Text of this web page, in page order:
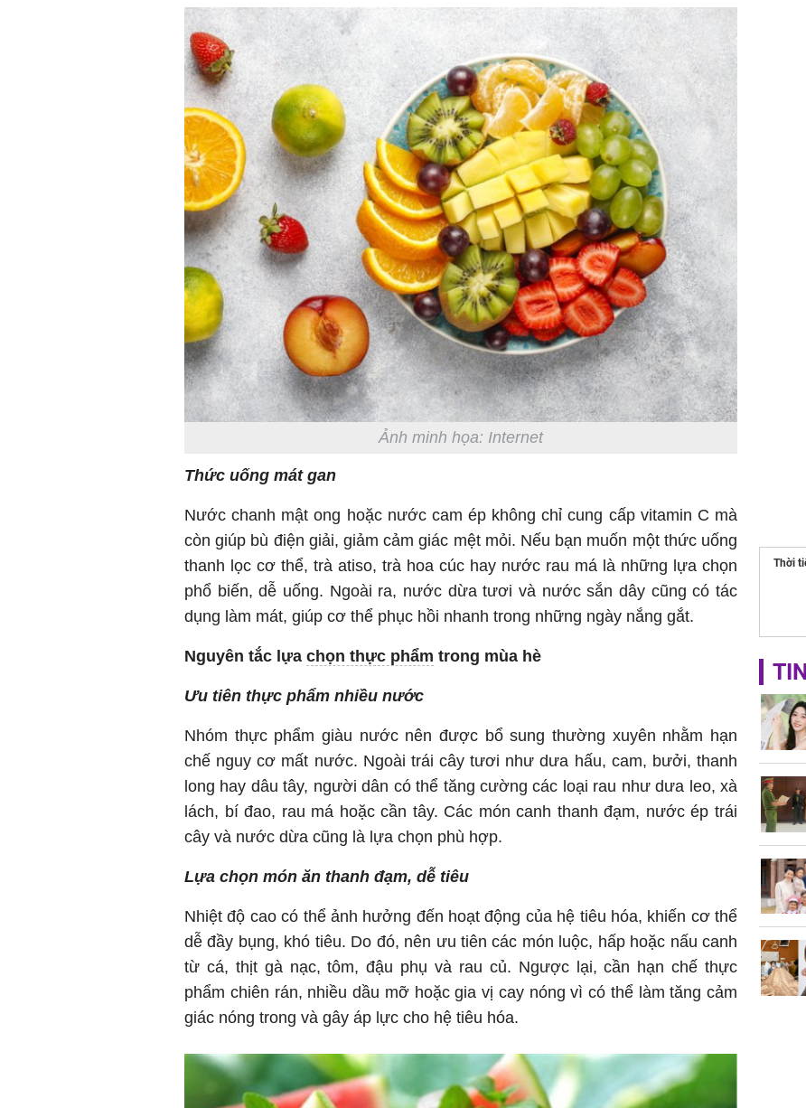
Ảnh minh họa: Internet
Thức uống mát gan
Nước chanh mật ong hoặc nước cam ép không chỉ cung cấp vitamin C mà
còn giúp bù điện giải, giảm cảm giác mệt mỏi. Nếu bạn muốn một thức uống
thanh lọc cơ thể, trà atiso, trà hoa cúc hay nước rau má là những lựa chọn
phổ biến, dễ uống. Ngoài ra, nước dừa tươi và nước sắn dây cũng có tác
dụng làm mát, giúp cơ thể phục hồi nhanh trong những ngày nắng gắt.
Nguyên tắc lựa chọn thực phẩm trong mùa hè
Ưu tiên thực phẩm nhiều nước
Nhóm thực phẩm giàu nước nên được bổ sung thường xuyên nhằm hạn
chế nguy cơ mất nước. Ngoài trái cây tươi như dưa hấu, cam, bưởi, thanh
long hay dâu tây, người dân có thể tăng cường các loại rau như dưa leo, xà
lách, bí đao, rau má hoặc cần tây. Các món canh thanh đạm, nước ép trái
cây và nước dừa cũng là lựa chọn phù hợp.
Lựa chọn món ăn thanh đạm, dễ tiêu
Nhiệt độ cao có thể ảnh hưởng đến hoạt động của hệ tiêu hóa, khiến cơ thể
dễ đầy bụng, khó tiêu. Do đó, nên ưu tiên các món luộc, hấp hoặc nấu canh
từ cá, thịt gà nạc, tôm, đậu phụ và rau củ. Ngược lại, cần hạn chế thực
phẩm chiên rán, nhiều dầu mỡ hoặc gia vị cay nóng vì có thể làm tăng cảm
giác nóng trong và gây áp lực cho hệ tiêu hóa.
Thời